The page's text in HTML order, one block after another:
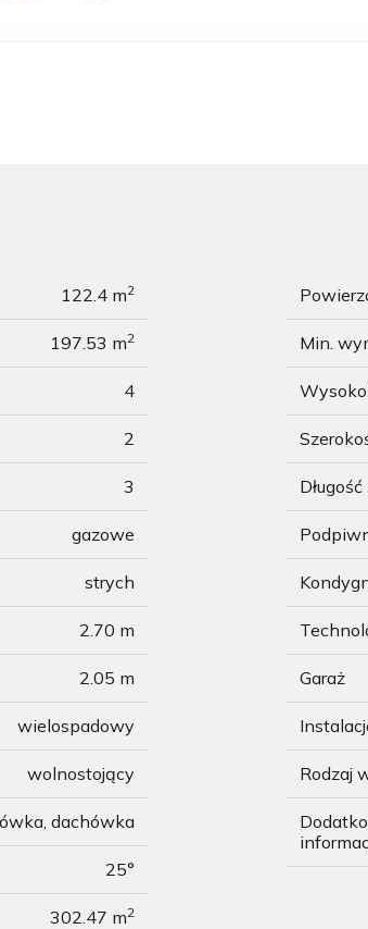
122.4 m2
197.53 m2
4
2
3
gazowe
strych
2.70 m
2.05 m
wielospadowy
wolnostojący
dachówka
25°
302.47 m2
Min.
Garaż
Rodzaj